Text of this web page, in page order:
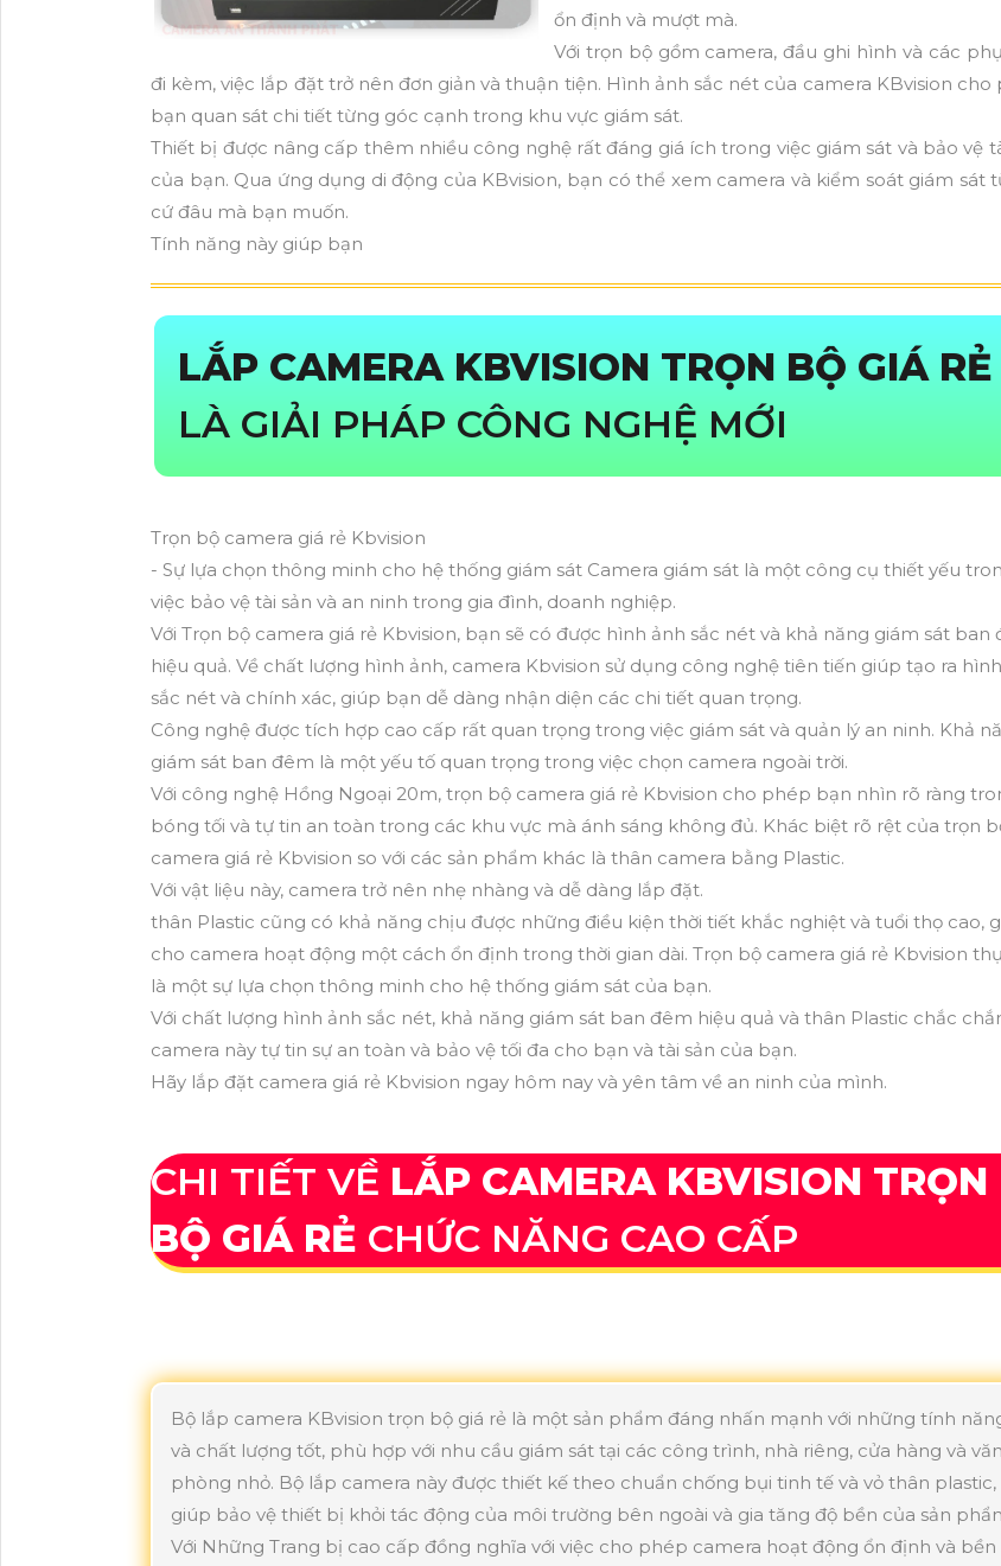
ổn định và mượt mà.
Với trọn bộ gồm camera, đầu ghi hình và các
đi kèm, việc lắp đặt trở nên đơn giản và thuận tiện. Hình ảnh sắc nét của camera KBvision cho
bạn quan sát chi tiết từng góc cạnh trong khu vực giám sát.
Thiết bị được nâng cấp thêm nhiều công nghệ rất đáng giá ích trong việc giám sát và bảo vệ
của bạn. Qua ứng dụng di động của KBvision, bạn có thể xem camera và kiểm soát giám sát
cứ đâu mà bạn muốn.
Tính năng này giúp bạn
LẮP CAMERA KBVISION TRỌN BỘ GIÁ RẺ
LÀ GIẢI PHÁP CÔNG NGHỆ MỚI
Trọn bộ camera giá rẻ Kbvision
- Sự lựa chọn thông minh cho hệ thống giám sát Camera giám sát là một công cụ thiết yếu
việc bảo vệ tài sản và an ninh trong gia đình, doanh nghiệp.
Với Trọn bộ camera giá rẻ Kbvision, bạn sẽ có được hình ảnh sắc nét và khả năng giám sát ban
hiệu quả. Về chất lượng hình ảnh, camera Kbvision sử dụng công nghệ tiên tiến giúp tạo ra
sắc nét và chính xác, giúp bạn dễ dàng nhận diện các chi tiết quan trọng.
Công nghệ được tích hợp cao cấp rất quan trọng trong việc giám sát và quản lý an ninh. Khả
giám sát ban đêm là một yếu tố quan trọng trong việc chọn camera ngoài trời.
Với công nghệ Hồng Ngoại 20m, trọn bộ camera giá rẻ Kbvision cho phép bạn nhìn rõ ràng
bóng tối và tự tin an toàn trong các khu vực mà ánh sáng không đủ. Khác biệt rõ rệt của trọn
camera giá rẻ Kbvision so với các sản phẩm khác là thân camera bằng Plastic.
Với vật liệu này, camera trở nên nhẹ nhàng và dễ dàng lắp đặt.
thân Plastic cũng có khả năng chịu được những điều kiện thời tiết khắc nghiệt và tuổi thọ cao,
cho camera hoạt động một cách ổn định trong thời gian dài. Trọn bộ camera giá rẻ Kbvision
là một sự lựa chọn thông minh cho hệ thống giám sát của bạn.
Với chất lượng hình ảnh sắc nét, khả năng giám sát ban đêm hiệu quả và thân Plastic chắc
camera này tự tin sự an toàn và bảo vệ tối đa cho bạn và tài sản của bạn.
Hãy lắp đặt camera giá rẻ Kbvision ngay hôm nay và yên tâm về an ninh của mình.
CHI TIẾT VỀ LẮP CAMERA KBVISION TRỌN
BỘ GIÁ RẺ CHỨC NĂNG CAO CẤP
Bộ lắp camera KBvision trọn bộ giá rẻ là một sản phẩm đáng nhấn mạnh với những tính
và chất lượng tốt, phù hợp với nhu cầu giám sát tại các công trình, nhà riêng, cửa hàng và văn
phòng nhỏ. Bộ lắp camera này được thiết kế theo chuẩn chống bụi tinh tế và vỏ thân plastic,
giúp bảo vệ thiết bị khỏi tác động của môi trường bên ngoài và gia tăng độ bền của sản
Với Những Trang bị cao cấp đồng nghĩa với việc cho phép camera hoạt động ổn định và